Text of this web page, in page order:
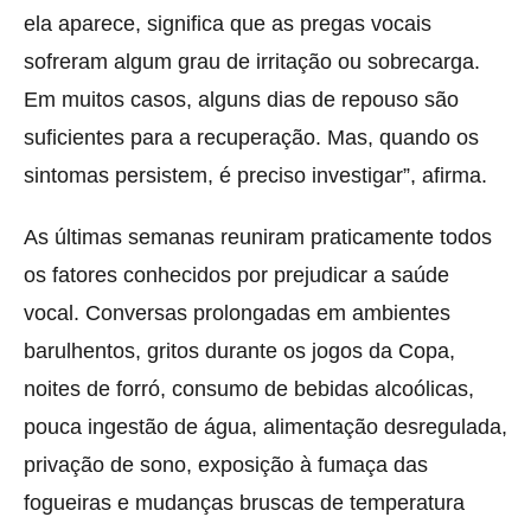
ela aparece, significa que as pregas vocais
sofreram algum grau de irritação ou sobrecarga.
Em muitos casos, alguns dias de repouso são
suficientes para a recuperação. Mas, quando os
sintomas persistem, é preciso investigar”, afirma.
As últimas semanas reuniram praticamente todos
os fatores conhecidos por prejudicar a saúde
vocal. Conversas prolongadas em ambientes
barulhentos, gritos durante os jogos da Copa,
noites de forró, consumo de bebidas alcoólicas,
pouca ingestão de água, alimentação desregulada,
privação de sono, exposição à fumaça das
fogueiras e mudanças bruscas de temperatura